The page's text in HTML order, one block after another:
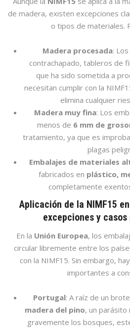
de madera, existen excepciones
o tipos de materiales.
Madera procesada:
contrachapado, tableros de
que ha sido sometida a
necesitan cumplir con la
elimina cualquier
Madera muy fina: Los
menos de 6 mm de
tratamiento, ya que es
plagas
Embalajes de materiales
fabricados en plástico,
completamente
Aplicación de la NIMF15
excepciones y
En la Unión Europea, los
circular libremente entre los
con la NIMF15. Sin embargo,
importantes a
Portugal: A raíz de un
madera del pino, un parásito
gravemente los bosques,